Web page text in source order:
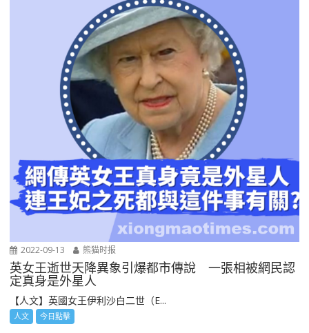
2022-09-13 熊猫时报
英女王逝世天降異象引爆都市傳說 一張相被網民認
定真身是外星人
【人文】英國女王伊利沙白二世（E...
人文 今日點擊